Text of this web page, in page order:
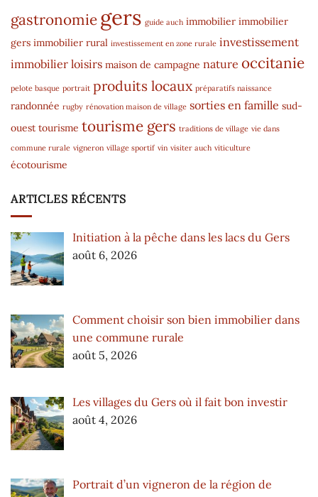
gastronomiegers guide auch immobilier immobilier
gers immobilier rural investissement en zone rurale investissement
immobilier loisirs maison de campagne nature occitanie
pelote basque portrait produits locaux préparatifs naissance
randonnée rugby rénovation maison de village sorties en famille sud-
ouest tourisme tourisme gers traditions de village vie dans
commune rurale vigneron village sportif vin visiter auch viticulture
écotourisme
ARTICLES RÉCENTS
Initiation à la pêche dans les lacs du Gers
août 6, 2026
Comment choisir son bien immobilier dans
une commune rurale
août 5, 2026
Les villages du Gers où il fait bon investir
août 4, 2026
Portrait d’un vigneron de la région de